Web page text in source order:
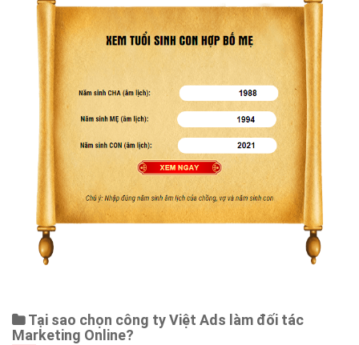
Tại sao chọn công ty Việt Ads làm đối tác
Marketing Online?